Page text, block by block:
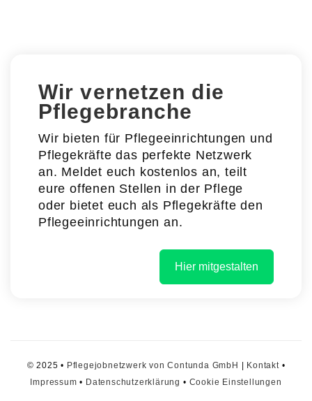
Wir vernetzen die
Pflegebranche
Wir bieten für Pflegeeinrichtungen und
Pflegekräfte das perfekte Netzwerk
an. Meldet euch kostenlos an, teilt
eure offenen Stellen in der Pflege
oder bietet euch als Pflegekräfte den
Pflegeeinrichtungen an.
Hier mitgestalten
© 2025 • Pflegejobnetzwerk von Contunda GmbH Kontakt•
Impressum • Datenschutzerklärung • Cookie Einstellungen